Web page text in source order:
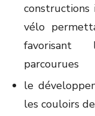
vélo
favorisant
parcourues
le
les couloirs